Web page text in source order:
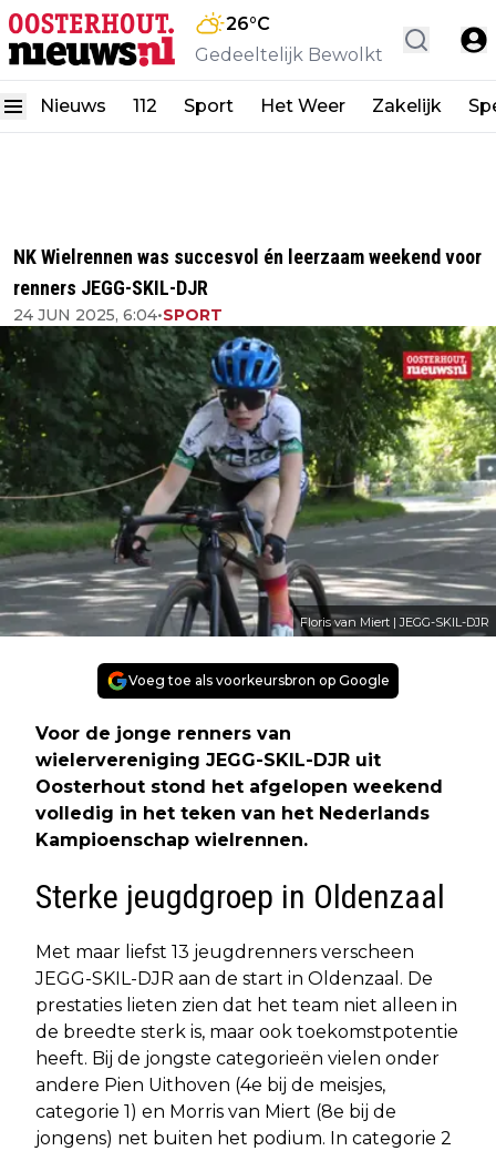
26°C
Gedeeltelijk Bewolkt
Nieuws 112 Sport Het Weer Zakelijk
NK Wielrennen was succesvol én leerzaam weekend voor
renners JEGG-SKIL-DJR
24 JUN 2025, 6:04•SPORT
Floris van Miert | JEGG-SKIL-DJR
Voeg toe als voorkeursbron op Google
Voor de jonge renners van
wielervereniging JEGG-SKIL-DJR uit
Oosterhout stond het afgelopen weekend
volledig in het teken van het Nederlands
Kampioenschap wielrennen.
Sterke jeugdgroep in Oldenzaal
Met maar liefst 13 jeugdrenners verscheen
JEGG-SKIL-DJR aan de start in Oldenzaal. De
prestaties lieten zien dat het team niet alleen in
de breedte sterk is, maar ook toekomstpotentie
heeft. Bij de jongste categorieën vielen onder
andere Pien Uithoven (4e bij de meisjes,
categorie 1) en Morris van Miert (8e bij de
jongens) net buiten het podium. In categorie 2